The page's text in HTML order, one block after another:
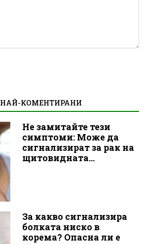
НАЙ-КОМЕНТИРАНИ
Не замитайте тези
симптоми: Може да
сигнализират за рак на
щитовидната...
За какво сигнализира
болката ниско в
корема? Опасна ли е